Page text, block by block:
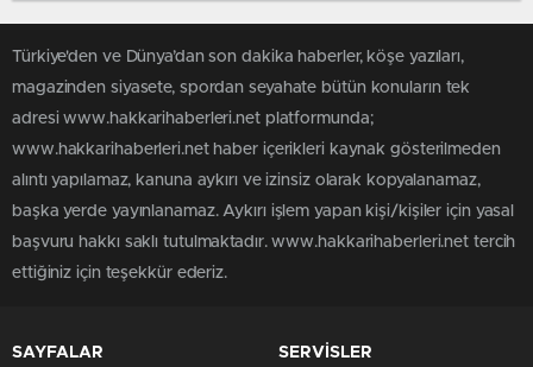
Türkiye'den ve Dünya’dan son dakika haberler, köşe yazıları,
magazinden siyasete, spordan seyahate bütün konuların tek
adresi www.hakkarihaberleri.net platformunda;
www.hakkarihaberleri.net haber içerikleri kaynak gösterilmeden
alıntı yapılamaz, kanuna aykırı ve izinsiz olarak kopyalanamaz,
başka yerde yayınlanamaz. Aykırı işlem yapan kişi/kişiler için yasal
başvuru hakkı saklı tutulmaktadır. www.hakkarihaberleri.net tercih
ettiğiniz için teşekkür ederiz.
SAYFALAR SERVİSLER